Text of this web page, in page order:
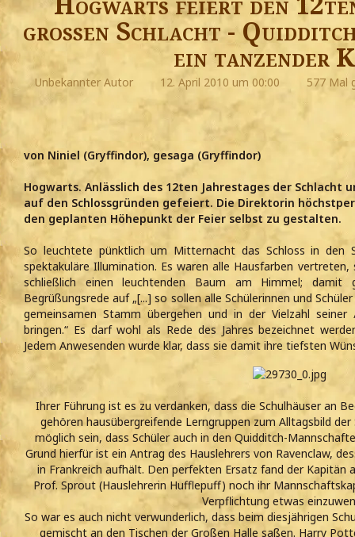
großen Schlacht - Quidditch
ein tanzender
Unbekannter Autor 12. April 2010 um 00:00 577 Mal
von Niniel (Gryffindor), gesaga (Gryffindor)
Hogwarts. Anlässlich des 12ten Jahrestages der Schlacht
auf den Schlossgründen gefeiert. Die Direktorin
den geplanten Höhepunkt der Feier selbst zu gestalten.
So leuchtete pünktlich um Mitternacht das Schloss in den
spektakuläre Illumination. Es waren alle Hausfarben
schließlich einen leuchtenden Baum am Himmel;
Begrüßungsrede auf „[...] so sollen alle Schülerinnen und
gemeinsamen Stamm übergehen und in der Vielzahl
bringen.“ Es darf wohl als Rede des Jahres bezeichnet
Jedem Anwesenden wurde klar, dass sie damit ihre tiefsten
Ihrer Führung ist es zu verdanken, dass die Schulhäuser an
gehören hausübergreifende Lerngruppen zum Alltagsbild
möglich sein, dass Schüler auch in den Quidditch-
Grund hierfür ist ein Antrag des Hauslehrers von Ravenclaw,
in Frankreich aufhält. Den perfekten Ersatz fand der Kapitän
Prof. Sprout (Hauslehrerin Hufflepuff) noch ihr
Verpflichtung etwas
So war es auch nicht verwunderlich, dass beim diesjährigen
gemischt an den Tischen der Großen Halle saßen. Harry